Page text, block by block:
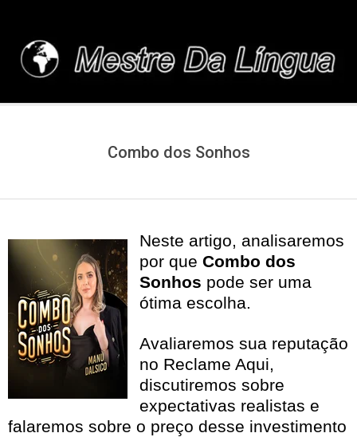
content
Combo dos Sonhos
Neste artigo, analisaremos
por que Combo dos
Sonhos pode ser uma
ótima escolha.
Avaliaremos sua reputação
no Reclame Aqui,
discutiremos sobre
expectativas realistas e
falaremos sobre o preço desse investimento